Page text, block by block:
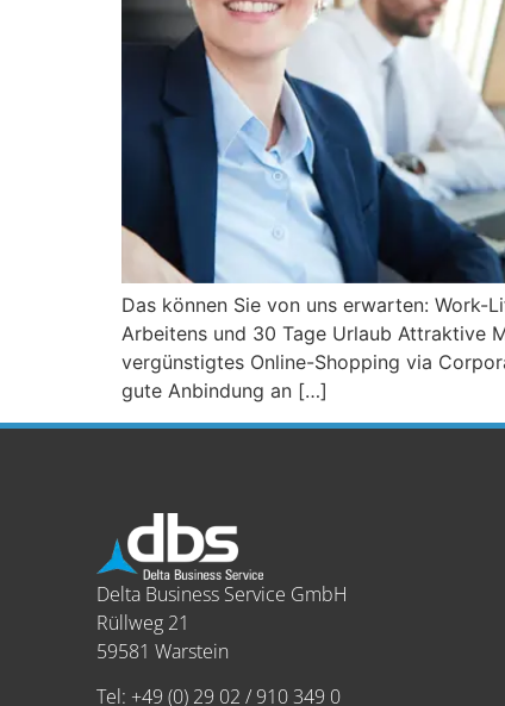
Das können Sie von uns erwarten:
Arbeitens und 30 Tage Urlaub Attraktive
vergünstigtes Online-Shopping via
gute Anbindung an […]
Delta Business Service GmbH
Rüllweg 21
59581 Warstein
Tel: +49 (0) 29 02 / 910 349 0